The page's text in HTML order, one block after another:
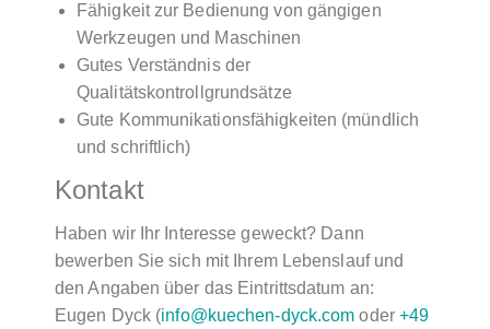
Fähigkeit zur Bedienung von gängigen
Werkzeugen und Maschinen
Gutes Verständnis der
Qualitätskontrollgrundsätze
Gute Kommunikationsfähigkeiten (mündlich
und schriftlich)
Kontakt
Haben wir Ihr Interesse geweckt? Dann
bewerben Sie sich mit Ihrem Lebenslauf und
den Angaben über das Eintrittsdatum an:
Eugen Dyck (info@kuechen-dyck.com oder +49